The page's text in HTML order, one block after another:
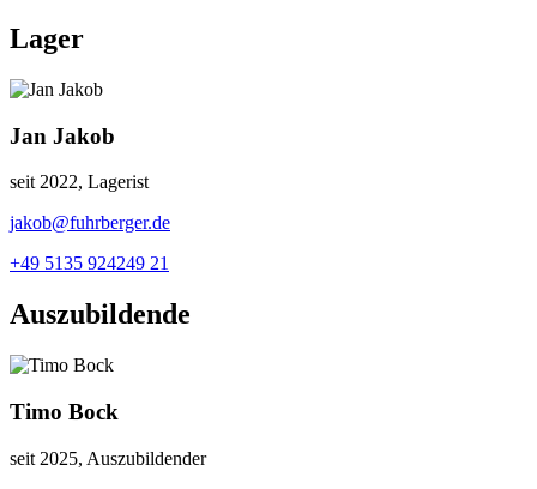
Lager
Jan Jakob
seit 2022, Lagerist
jakob@fuhrberger.de
+49 5135 924249 21
Auszubildende
Timo Bock
seit 2025, Auszubildender